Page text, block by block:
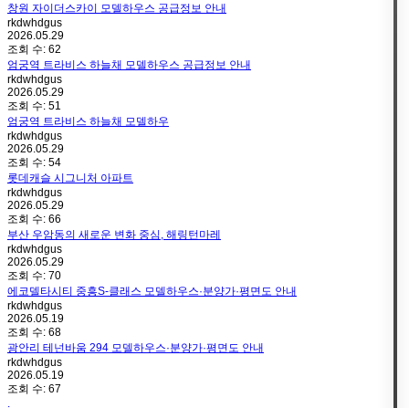
창원 자이더스카이 모델하우스 공급정보 안내
rkdwhdgus
2026.05.29
조회 수: 62
엄궁역 트라비스 하늘채 모델하우스 공급정보 안내
rkdwhdgus
2026.05.29
조회 수: 51
엄궁역 트라비스 하늘채 모델하우
rkdwhdgus
2026.05.29
조회 수: 54
롯데캐슬 시그니처 아파트
rkdwhdgus
2026.05.29
조회 수: 66
부산 우암동의 새로운 변화 중심, 해링턴마레
rkdwhdgus
2026.05.29
조회 수: 70
에코델타시티 중흥S-클래스 모델하우스·분양가·평면도 안내
rkdwhdgus
2026.05.19
조회 수: 68
광안리 테넌바움 294 모델하우스·분양가·평면도 안내
rkdwhdgus
2026.05.19
조회 수: 67